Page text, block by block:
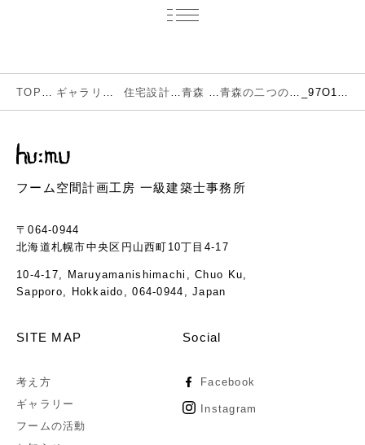
青森
フーム空間計画工房 一級建築士事務所
〒064-0944
北海道札幌市中央区円山西町10丁目4-17
10-4-17, Maruyamanishimachi, Chuo Ku,
Sapporo, Hokkaido, 064-0944, Japan
SITE MAP
考え方
ギャラリー
フームの活動
Social
Facebook
Instagram